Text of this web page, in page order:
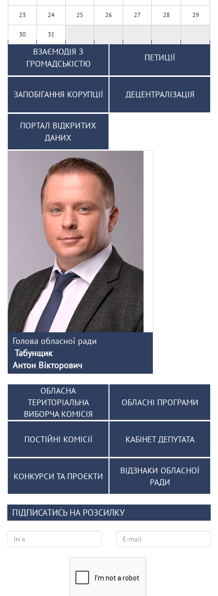
23 24 25 26 27 28 29
30 31
ВЗАЄМОДІЯ З
ГРОМАДСЬКІСТЮ
ПЕТИЦІЇ
ЗАПОБІГАННЯ КОРУПЦІЇ ДЕЦЕНТРАЛІЗАЦІЯ
ПОРТАЛ ВІДКРИТИХ
ДАНИХ
Голова обласної ради
Табунщик
Антон Вікторович
ОБЛАСНА
ТЕРИТОРІАЛЬНА
ВИБОРЧА КОМІСІЯ
ОБЛАСНІ ПРОГРАМИ
ПОСТІЙНІ КОМІСІЇ КАБІНЕТ ДЕПУТАТА
КОНКУРСИ ТА ПРОЄКТИ
ВІДЗНАКИ ОБЛАСНОЇ
РАДИ
ПІДПИСАТИСЬ НА РОЗСИЛКУ